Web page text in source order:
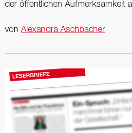
der öffentlichen Aufmerksamkeit
von Alexandra Aschbacher